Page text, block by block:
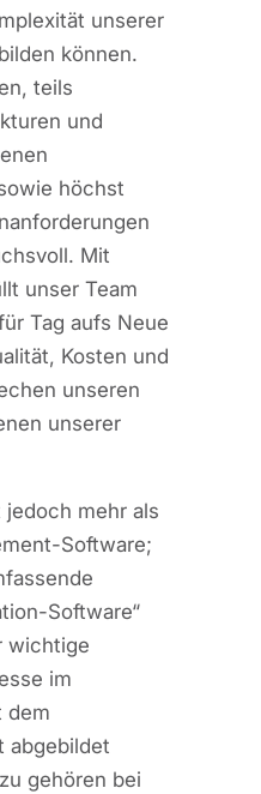
unserer
können.
teils
und
höchst
Mit
unser Team
Tag aufs Neue
Kosten und
unseren
unserer
mehr als
Software;
Software“
wichtige
im
dem
abgebildet
gehören bei